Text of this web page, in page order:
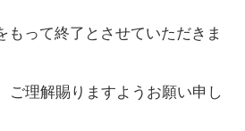
もって終了とさせていただきま
ご理解賜りますようお願い申し